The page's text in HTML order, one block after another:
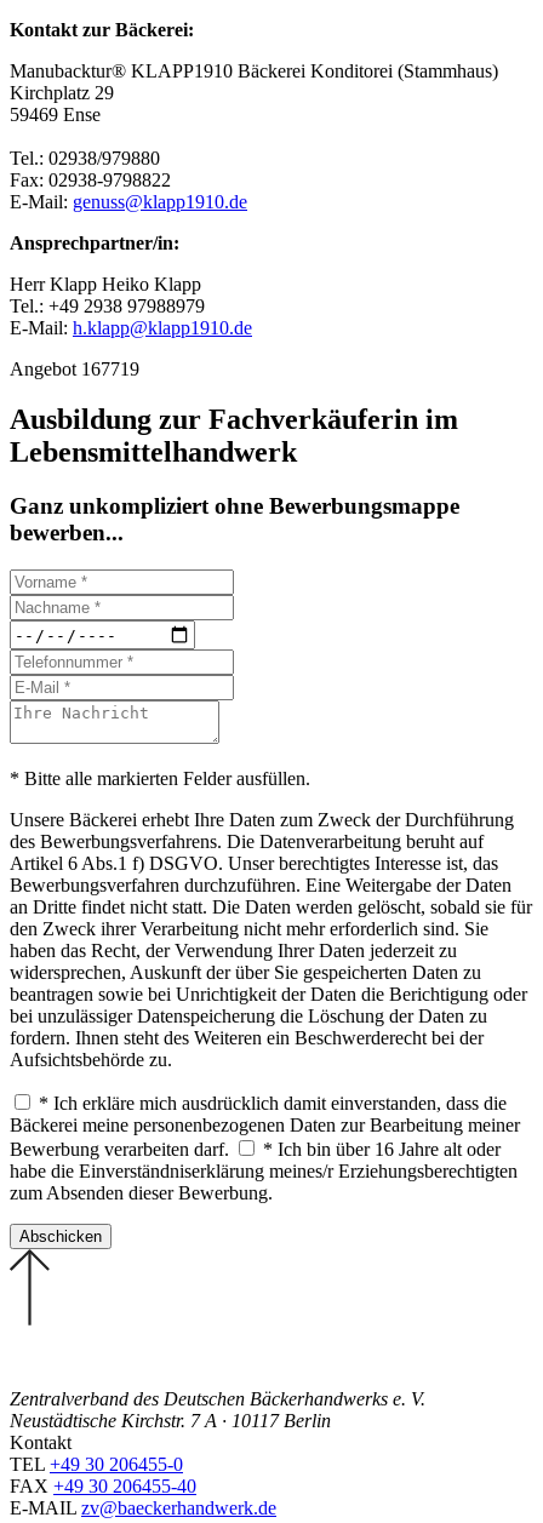
Kontakt zur Bäckerei:
Manubacktur® KLAPP1910 Bäckerei Konditorei (Stammhaus)
Kirchplatz 29
59469 Ense
Tel.: 02938/979880
Fax: 02938-9798822
E-Mail: genuss@klapp1910.de
Ansprechpartner/in:
Herr Klapp Heiko Klapp
Tel.: +49 2938 97988979
E-Mail: h.klapp@klapp1910.de
Angebot 167719
Ausbildung zur Fachverkäuferin im
Lebensmittelhandwerk
Ganz unkompliziert ohne Bewerbungsmappe
bewerben...
* Bitte alle markierten Felder ausfüllen.
Unsere Bäckerei erhebt Ihre Daten zum Zweck der Durchführung
des Bewerbungsverfahrens. Die Datenverarbeitung beruht auf
Artikel 6 Abs.1 f) DSGVO. Unser berechtigtes Interesse ist, das
Bewerbungsverfahren durchzuführen. Eine Weitergabe der Daten
an Dritte findet nicht statt. Die Daten werden gelöscht, sobald sie für
den Zweck ihrer Verarbeitung nicht mehr erforderlich sind. Sie
haben das Recht, der Verwendung Ihrer Daten jederzeit zu
widersprechen, Auskunft der über Sie gespeicherten Daten zu
beantragen sowie bei Unrichtigkeit der Daten die Berichtigung oder
bei unzulässiger Datenspeicherung die Löschung der Daten zu
fordern. Ihnen steht des Weiteren ein Beschwerderecht bei der
Aufsichtsbehörde zu.
* Ich erkläre mich ausdrücklich damit einverstanden, dass die
Bäckerei meine personenbezogenen Daten zur Bearbeitung meiner
Bewerbung verarbeiten darf.
* Ich bin über 16 Jahre alt oder
habe die Einverständniserklärung meines/r Erziehungsberechtigten
zum Absenden dieser Bewerbung.
Zentralverband des Deutschen Bäckerhandwerks e. V.
Neustädtische Kirchstr. 7 A · 10117 Berlin
Kontakt
TEL +49 30 206455-0
FAX +49 30 206455-40
E-MAIL zv@baeckerhandwerk.de